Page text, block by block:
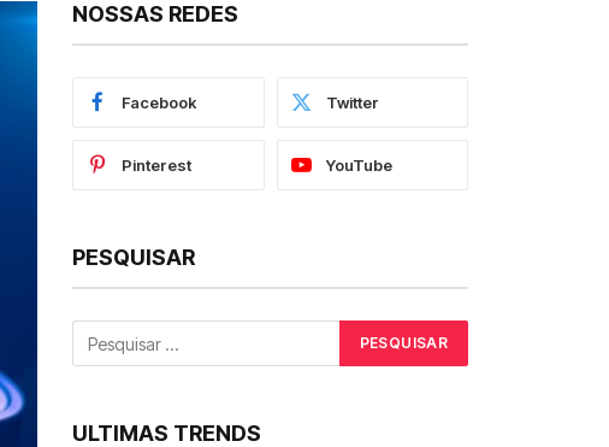
NOSSAS REDES
Facebook Twitter
Pinterest YouTube
PESQUISAR
ULTIMAS TRENDS